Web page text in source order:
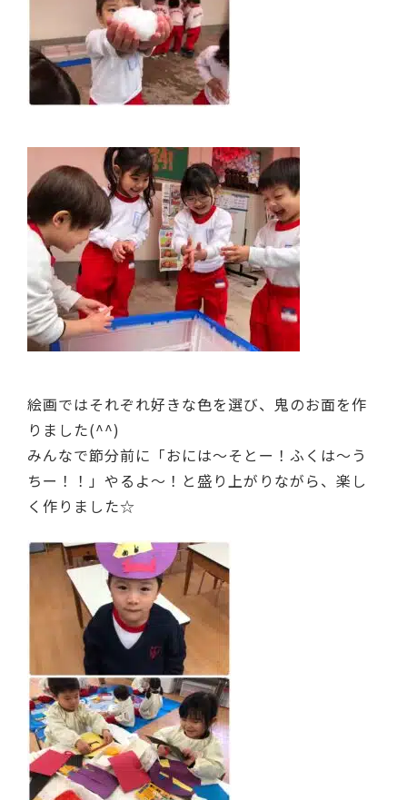
絵画ではそれぞれ好きな色を選び、鬼のお面を作
りました(^^)
みんなで節分前に「おには〜そとー！ふくは〜う
ちー！！」やるよ〜！と盛り上がりながら、楽し
く作りました☆